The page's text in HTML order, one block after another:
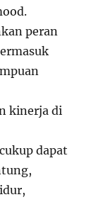
peran
kinerja di
dapat